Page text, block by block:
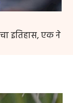
इतिहास, एक ने